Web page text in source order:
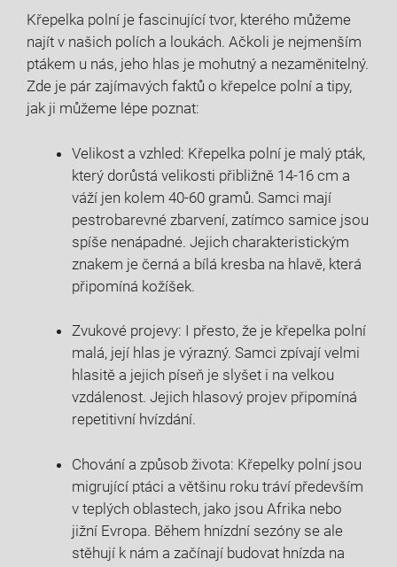
Křepelka polní je fascinující tvor, kterého můžeme
najít v našich polích a loukách. Ačkoli je nejmenším
ptákem u nás, jeho hlas je mohutný a nezaměnitelný.
Zde je pár zajímavých faktů o křepelce polní a tipy,
jak ji můžeme lépe poznat:
Velikost a vzhled: Křepelka polní je malý pták,
který dorůstá velikosti přibližně 14-16 cm a
váží jen kolem 40-60 gramů. Samci mají
pestrobarevné zbarvení, zatímco samice jsou
spíše nenápadné. Jejich charakteristickým
znakem je černá a bílá kresba na hlavě, která
připomíná kožíšek.
Zvukové projevy: I přesto, že je křepelka polní
malá, její hlas je výrazný. Samci zpívají velmi
hlasitě a jejich píseň je slyšet i na velkou
vzdálenost. Jejich hlasový projev připomíná
repetitivní hvízdání.
Chování a způsob života: Křepelky polní jsou
migrující ptáci a většinu roku tráví především
v teplých oblastech, jako jsou Afrika nebo
jižní Evropa. Během hnízdní sezóny se ale
stěhují k nám a začínají budovat hnízda na